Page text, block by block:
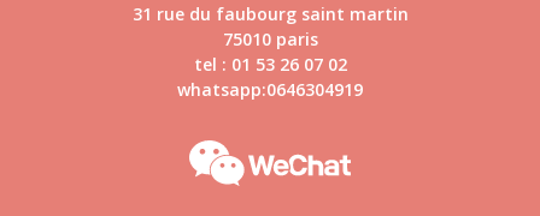
31 rue du faubourg saint martin
75010 paris
tel : 01 53 26 07 02
whatsapp:0646304919